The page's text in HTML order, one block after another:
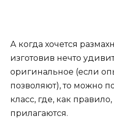
А когда хочется
изготовив нечто
оригинальное (если
позволяют), то можно
класс, где, как
прилагаются.